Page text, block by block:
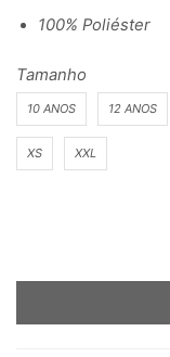
100% Poliéster
Tamanho
10 ANOS 12 ANOS
XS XXL